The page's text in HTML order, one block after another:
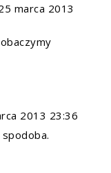
marca 2013
2013 23:36